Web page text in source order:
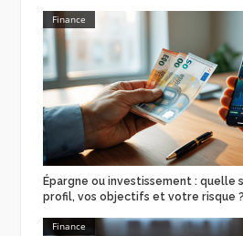
Finance
Épargne ou investissement :
profil, vos objectifs et votre risque ?
Finance